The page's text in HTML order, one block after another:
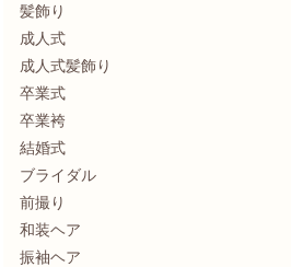
髪飾り
成人式
成人式髪飾り
卒業式
卒業袴
結婚式
ブライダル
前撮り
和装ヘア
振袖ヘア